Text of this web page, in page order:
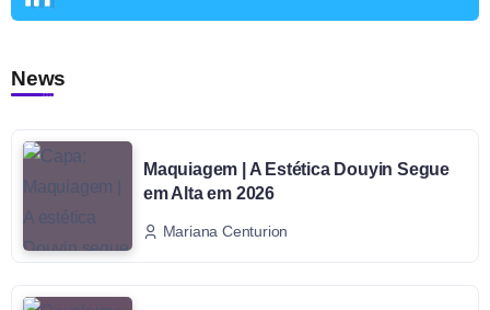
News
Maquiagem | A Estética Douyin Segue
em Alta em 2026
Mariana Centurion